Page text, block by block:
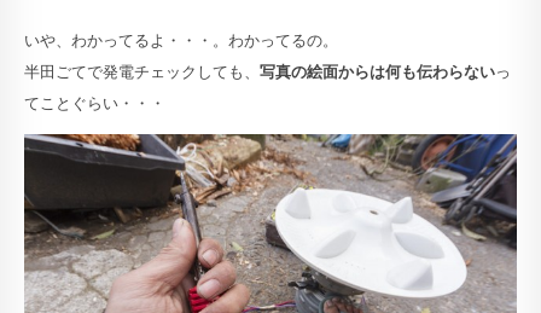
いや、わかってるよ・・・。わかってるの。
半田ごてで発電チェックしても、 写真の絵面からは何も伝わらないっ
てことぐらい・・・